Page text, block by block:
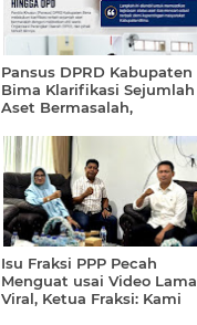
Pansus DPRD Kabupaten
Bima Klarifikasi Sejumlah
Aset Bermasalah,
hingga OPD
Isu Fraksi PPP Pecah
Menguat usai Video Lama
Viral, Ketua Fraksi: Kami